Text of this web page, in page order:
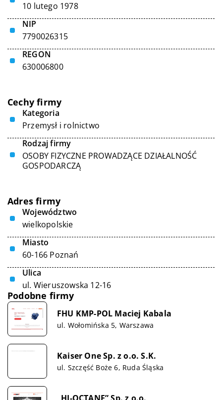
10 lutego 1978
NIP
7790026315
REGON
630006800
Cechy firmy
Kategoria
Przemysł i rolnictwo
Rodzaj firmy
OSOBY FIZYCZNE PROWADZĄCE DZIAŁALNOŚĆ
GOSPODARCZĄ
Adres firmy
Województwo
wielkopolskie
Miasto
60-166 Poznań
Ulica
ul. Wieruszowska 12-16
Podobne firmy
FHU KMP-POL Maciej Kabala
ul. Wołomińska 5, Warszawa
Kaiser One Sp. z o.o. S.K.
ul. Szczęść Boże 6, Ruda Śląska
„HI-OCTANE” Sp. z o.o.